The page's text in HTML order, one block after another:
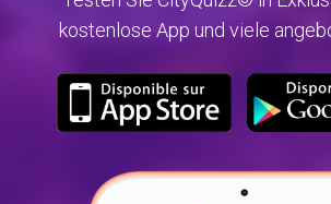
kostenlose App und viele